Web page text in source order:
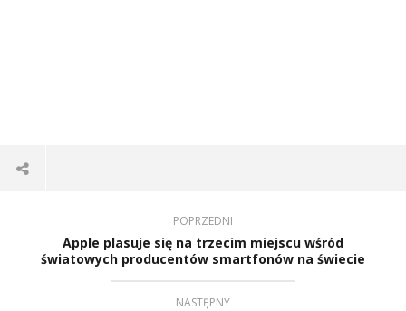
POPRZEDNI
Apple plasuje się na trzecim miejscu wśród
światowych producentów smartfonów na świecie
NASTĘPNY